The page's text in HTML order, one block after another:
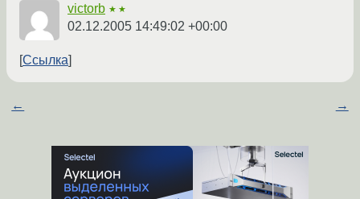
victorb ★★
02.12.2005 14:49:02 +00:00
Ссылка
← →